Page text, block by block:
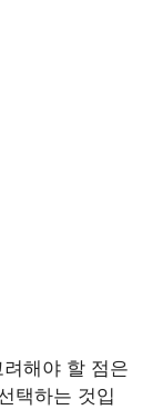
해야 할 점은
택하는 것입